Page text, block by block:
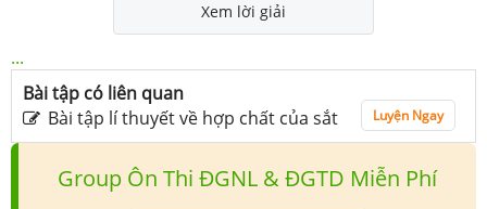
Xem lời giải
...
Bài tập có liên quan
Bài tập lí thuyết về hợp chất của sắt
Luyện Ngay
Group Ôn Thi ĐGNL & ĐGTD Miễn Phí